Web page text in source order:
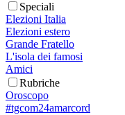
Speciali
Elezioni Italia
Elezioni estero
Grande Fratello
L'isola dei famosi
Amici
Rubriche
Oroscopo
#tgcom24amarcord